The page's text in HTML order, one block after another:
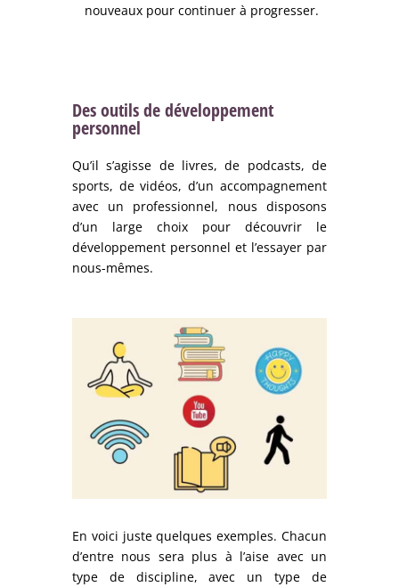
nouveaux pour continuer à progresser.
Des outils de développement
personnel
Qu’il s’agisse de livres, de podcasts, de
sports, de vidéos, d’un accompagnement
avec un professionnel, nous disposons
d’un large choix pour découvrir le
développement personnel et l’essayer par
nous-mêmes.
En voici juste quelques exemples. Chacun
d’entre nous sera plus à l’aise avec un
type de discipline, avec un type de